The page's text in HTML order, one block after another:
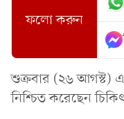
ফলো করুন
শুক্রবার (২৬ আগস্ট)
নিশ্চিত করেছেন